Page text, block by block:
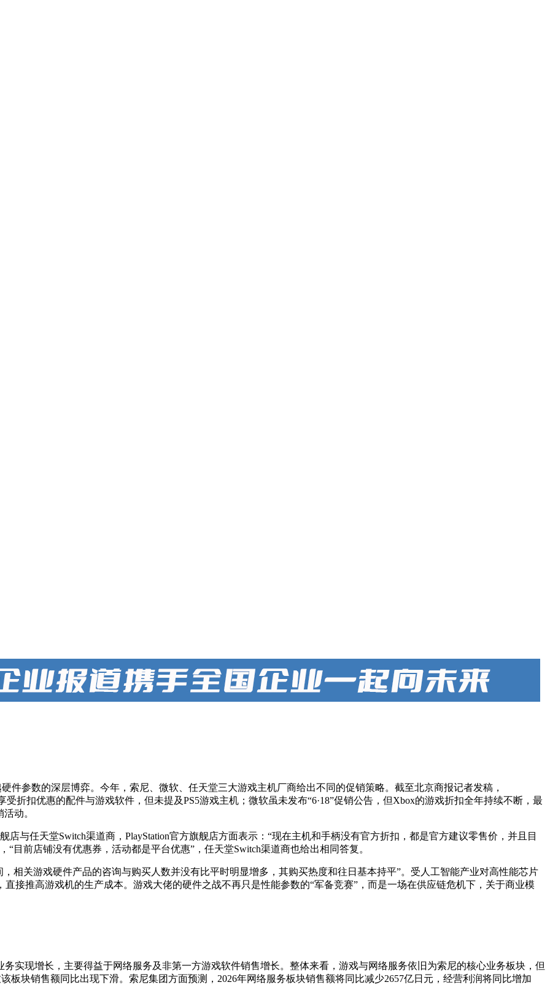
件参数的深层博弈。今年，索尼、微软、任天堂三大游戏主机厂商给出不同的促销策略。截至北京商报记者发稿，
受折扣优惠的配件与游戏软件，但未提及PS5游戏主机；微软虽未发布“6·18”促销公告，但Xbox的游戏折扣全年持续不断，最
动。
店与任天堂Switch渠道商，PlayStation官方旗舰店方面表示：“现在主机和手柄没有官方折扣，都是官方建议零售价，并且目
目前店铺没有优惠券，活动都是平台优惠”，任天堂Switch渠道商也给出相同答复。
，相关游戏硬件产品的咨询与购买人数并没有比平时明显增多，其购买热度和往日基本持平”。受人工智能产业对高性能芯片
接推高游戏机的生产成本。游戏大佬的硬件之战不再只是性能参数的“军备竞赛”，而是一场在供应链危机下，关于商业模
实现增长，主要得益于网络服务及非第一方游戏软件销售增长。整体来看，游戏与网络服务依旧为索尼的核心业务板块，但
板块销售额同比出现下滑。索尼集团方面预测，2026年网络服务板块销售额将同比减少2657亿日元，经营利润将同比增加